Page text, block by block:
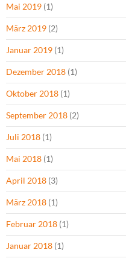
Mai 2019 (1)
März 2019 (2)
Januar 2019 (1)
Dezember 2018 (1)
Oktober 2018 (1)
September 2018 (2)
Juli 2018 (1)
Mai 2018 (1)
April 2018 (3)
März 2018 (1)
Februar 2018 (1)
Januar 2018 (1)